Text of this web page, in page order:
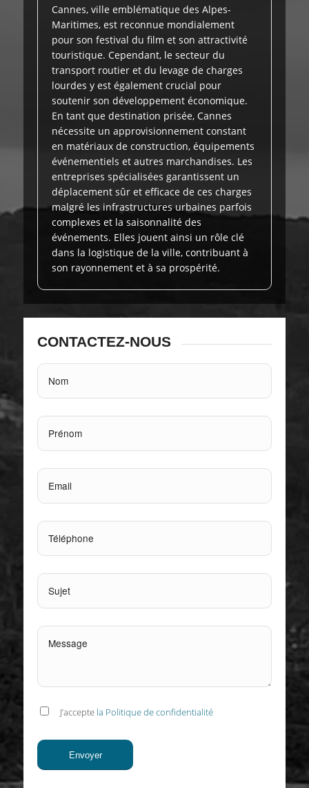
Cannes, ville emblématique des Alpes-
Maritimes, est reconnue mondialement
pour son festival du film et son attractivité
touristique. Cependant, le secteur du
transport routier et du levage de charges
lourdes y est également crucial pour
soutenir son développement économique.
En tant que destination prisée, Cannes
nécessite un approvisionnement constant
en matériaux de construction, équipements
événementiels et autres marchandises. Les
entreprises spécialisées garantissent un
déplacement sûr et efficace de ces charges
malgré les infrastructures urbaines parfois
complexes et la saisonnalité des
événements. Elles jouent ainsi un rôle clé
dans la logistique de la ville, contribuant à
son rayonnement et à sa prospérité.
CONTACTEZ-NOUS
J’accepte la Politique de confidentialité